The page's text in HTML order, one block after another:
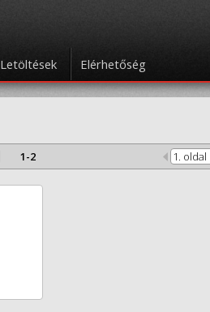
Letöltések Elérhetőség
1-2 1. oldal